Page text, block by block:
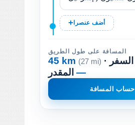
أضف عنصرا
المسافة على طول الطريق
45 km (27 mi) · وقت السفر
—
حساب المسافة